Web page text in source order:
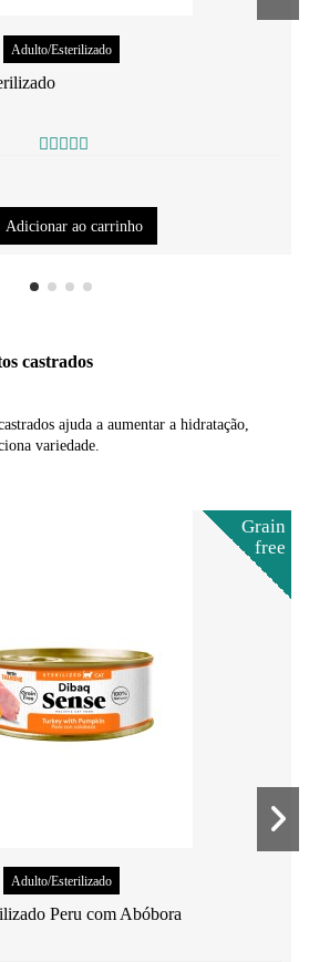
Adulto/Esterilizado
Adicionar ao carrinho
castrados
ajuda a aumentar a hidratação,
variedade.
Grain
free
Adulto/Esterilizado
Peru com Abóbora